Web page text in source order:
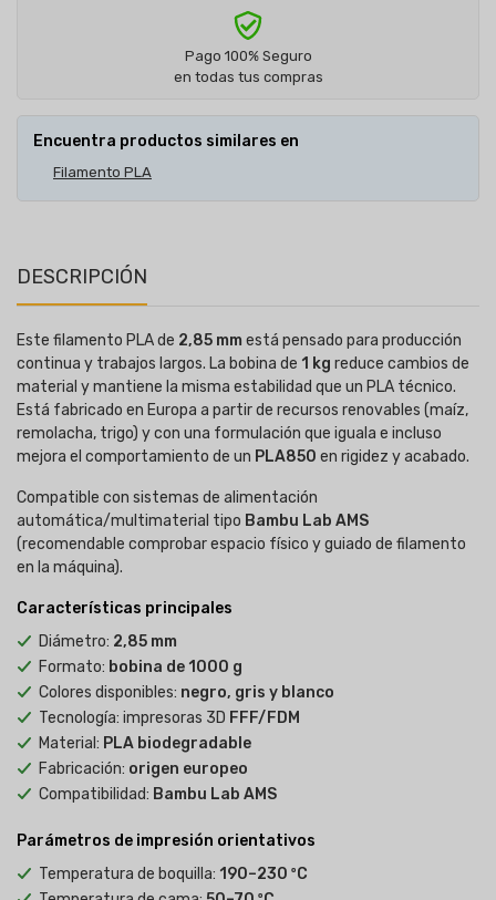
Pago 100% Seguro
en todas tus compras
Encuentra productos similares en
Filamento PLA
DESCRIPCIÓN
Este filamento PLA de 2,85 mm está pensado para producción
continua y trabajos largos. La bobina de 1 kg reduce cambios de
material y mantiene la misma estabilidad que un PLA técnico.
Está fabricado en Europa a partir de recursos renovables (maíz,
remolacha, trigo) y con una formulación que iguala e incluso
mejora el comportamiento de un PLA850 en rigidez y acabado.
Compatible con sistemas de alimentación
automática/multimaterial tipo Bambu Lab AMS
(recomendable comprobar espacio físico y guiado de filamento
en la máquina).
Características principales
Diámetro: 2,85 mm
Formato: bobina de 1000 g
Colores disponibles: negro, gris y blanco
Tecnología: impresoras 3D FFF/FDM
Material: PLA biodegradable
Fabricación: origen europeo
Compatibilidad: Bambu Lab AMS
Parámetros de impresión orientativos
Temperatura de boquilla: 190–230 ºC